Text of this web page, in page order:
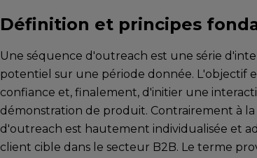
Définition et principes
Une séquence d'outreach est une série
potentiel sur une période donnée. L'objectif
confiance et, finalement, d'initier une
démonstration de produit. Contrairement à
d'outreach est hautement individualisée et
client cible dans le secteur B2B. Le terme